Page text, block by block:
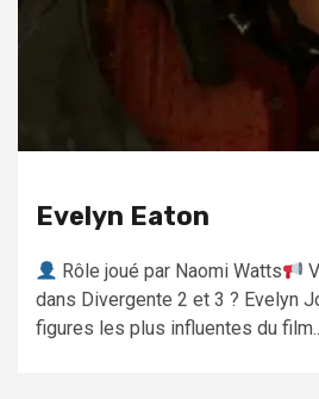
Evelyn Eaton
Rôle joué par Naomi Watts
dans Divergente 2 et 3 ? Evelyn
figures les plus influentes du